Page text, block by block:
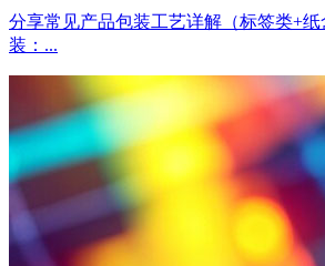
分享常见产品包装工艺详解（标签类+
装：...